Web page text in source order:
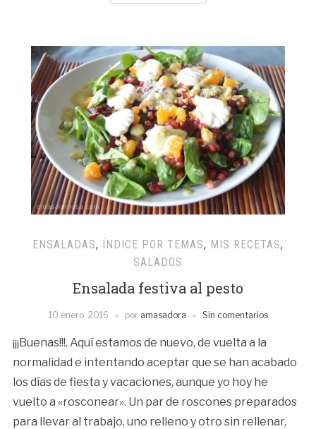
ENSALADAS, ÍNDICE POR TEMAS, MIS RECETAS,
SALADOS
Ensalada festiva al pesto
10 enero, 2016 por amasadora Sin comentarios
¡¡¡Buenas!!!. Aquí estamos de nuevo, de vuelta a la
normalidad e intentando aceptar que se han acabado
los días de fiesta y vacaciones, aunque yo hoy he
vuelto a «rosconear». Un par de roscones preparados
para llevar al trabajo, uno relleno y otro sin rellenar,